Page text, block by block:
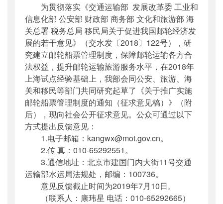
为贯彻落实《交通运输部 发展改革委 工业和
信息化部 公安部 财政部 商务部 文化和旅游部 海
关总署 税务总局 移民局关于促进我国邮轮经济发
展的若干意见》（交水发〔2018〕122号），研
究建立邮轮船票管理制度，保障邮轮运输各方合
法权益，提升邮轮运输旅游服务水平，在2018年
上海试点经验基础上，我部会同公安、旅游、海
关和移民等部门共同研究起草了《关于推广实施
邮轮船票管理制度的通知（征求意见稿）》（附
后），现向社会公开征求意见。公众可通过以下
方式提出反馈意见：
1.电子邮箱：kangwx@mot.gov.cn。
2.传 真：010-65292551。
3.通信地址：北京市建国门内大街11号交通
运输部水运局法规处，邮编：100736。
意见反馈截止时间为2019年7月10日。
（联系人：康玮星 电话：010-65292665）